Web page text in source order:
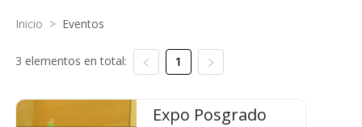
Inicio > Eventos
3 elementos en total: 1
Expo Posgrado